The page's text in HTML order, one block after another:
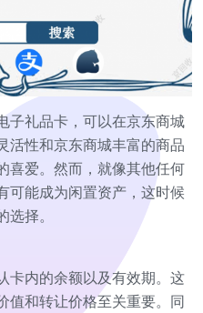
子礼品卡，可以在京东商城
活性和京东商城丰富的商品
喜爱。然而，就像其他任何
可能成为闲置资产，这时候
择。
卡内的余额以及有效期。这
值和转让价格至关重要。同